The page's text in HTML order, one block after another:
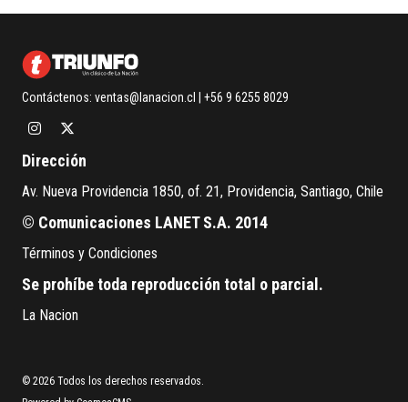
Contáctenos: ventas@lanacion.cl | +56 9 6255 8029
Dirección
Av. Nueva Providencia 1850, of. 21, Providencia, Santiago, Chile
© Comunicaciones LANET S.A. 2014
Términos y Condiciones
Se prohíbe toda reproducción total o parcial.
La Nacion
© 2026 Todos los derechos reservados.